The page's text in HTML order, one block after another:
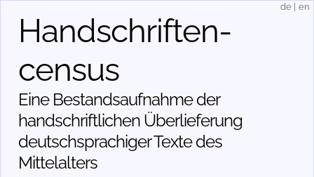
Handschriften­
census
Eine Bestandsaufnahme der
handschriftlichen Über­lieferung
deutschsprachiger Texte des
Mittelalters
de en